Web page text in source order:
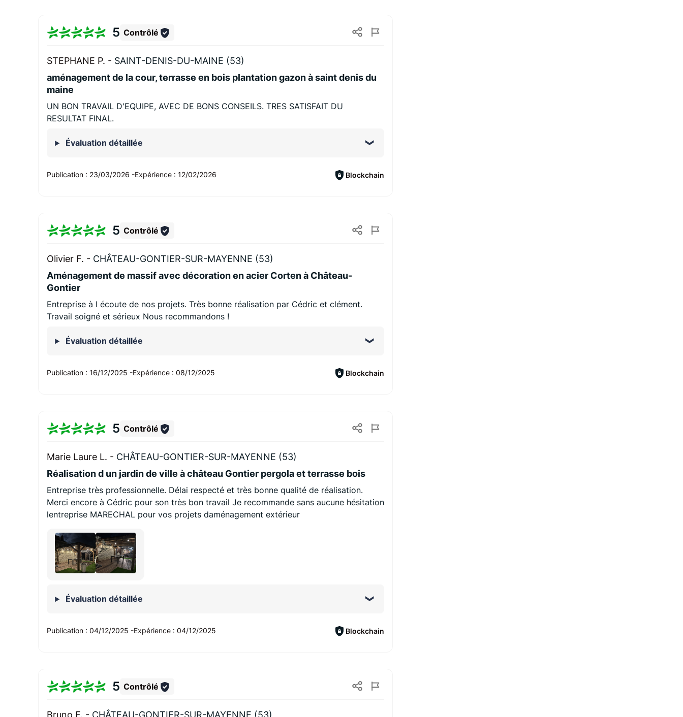
5 Contrôlé
STEPHANE P. - SAINT-DENIS-DU-MAINE (53)
aménagement de la cour, terrasse en bois plantation gazon à saint denis du
maine
UN BON TRAVAIL D'EQUIPE, AVEC DE BONS CONSEILS. TRES SATISFAIT DU
RESULTAT FINAL.
Évaluation détaillée
Publication : 23/03/2026 -Expérience :12/02/2026 Blockchain
5 Contrôlé
Olivier F. - CHÂTEAU-GONTIER-SUR-MAYENNE (53)
Aménagement de massif avec décoration en acier Corten à Château-
Gontier
Entreprise à l écoute de nos projets. Très bonne réalisation par Cédric et clément.
Travail soigné et sérieux Nous recommandons !
Évaluation détaillée
Publication :16/12/2025 -Expérience :08/12/2025 Blockchain
5 Contrôlé
Marie Laure L. - CHÂTEAU-GONTIER-SUR-MAYENNE (53)
Réalisation d un jardin de ville à château Gontier pergola et terrasse bois
Entreprise très professionnelle. Délai respecté et très bonne qualité de réalisation.
Merci encore à Cédric pour son très bon travail Je recommande sans aucune hésitation
lentreprise MARECHAL pour vos projets daménagement extérieur
Évaluation détaillée
Publication :04/12/2025 -Expérience :04/12/2025 Blockchain
5 Contrôlé